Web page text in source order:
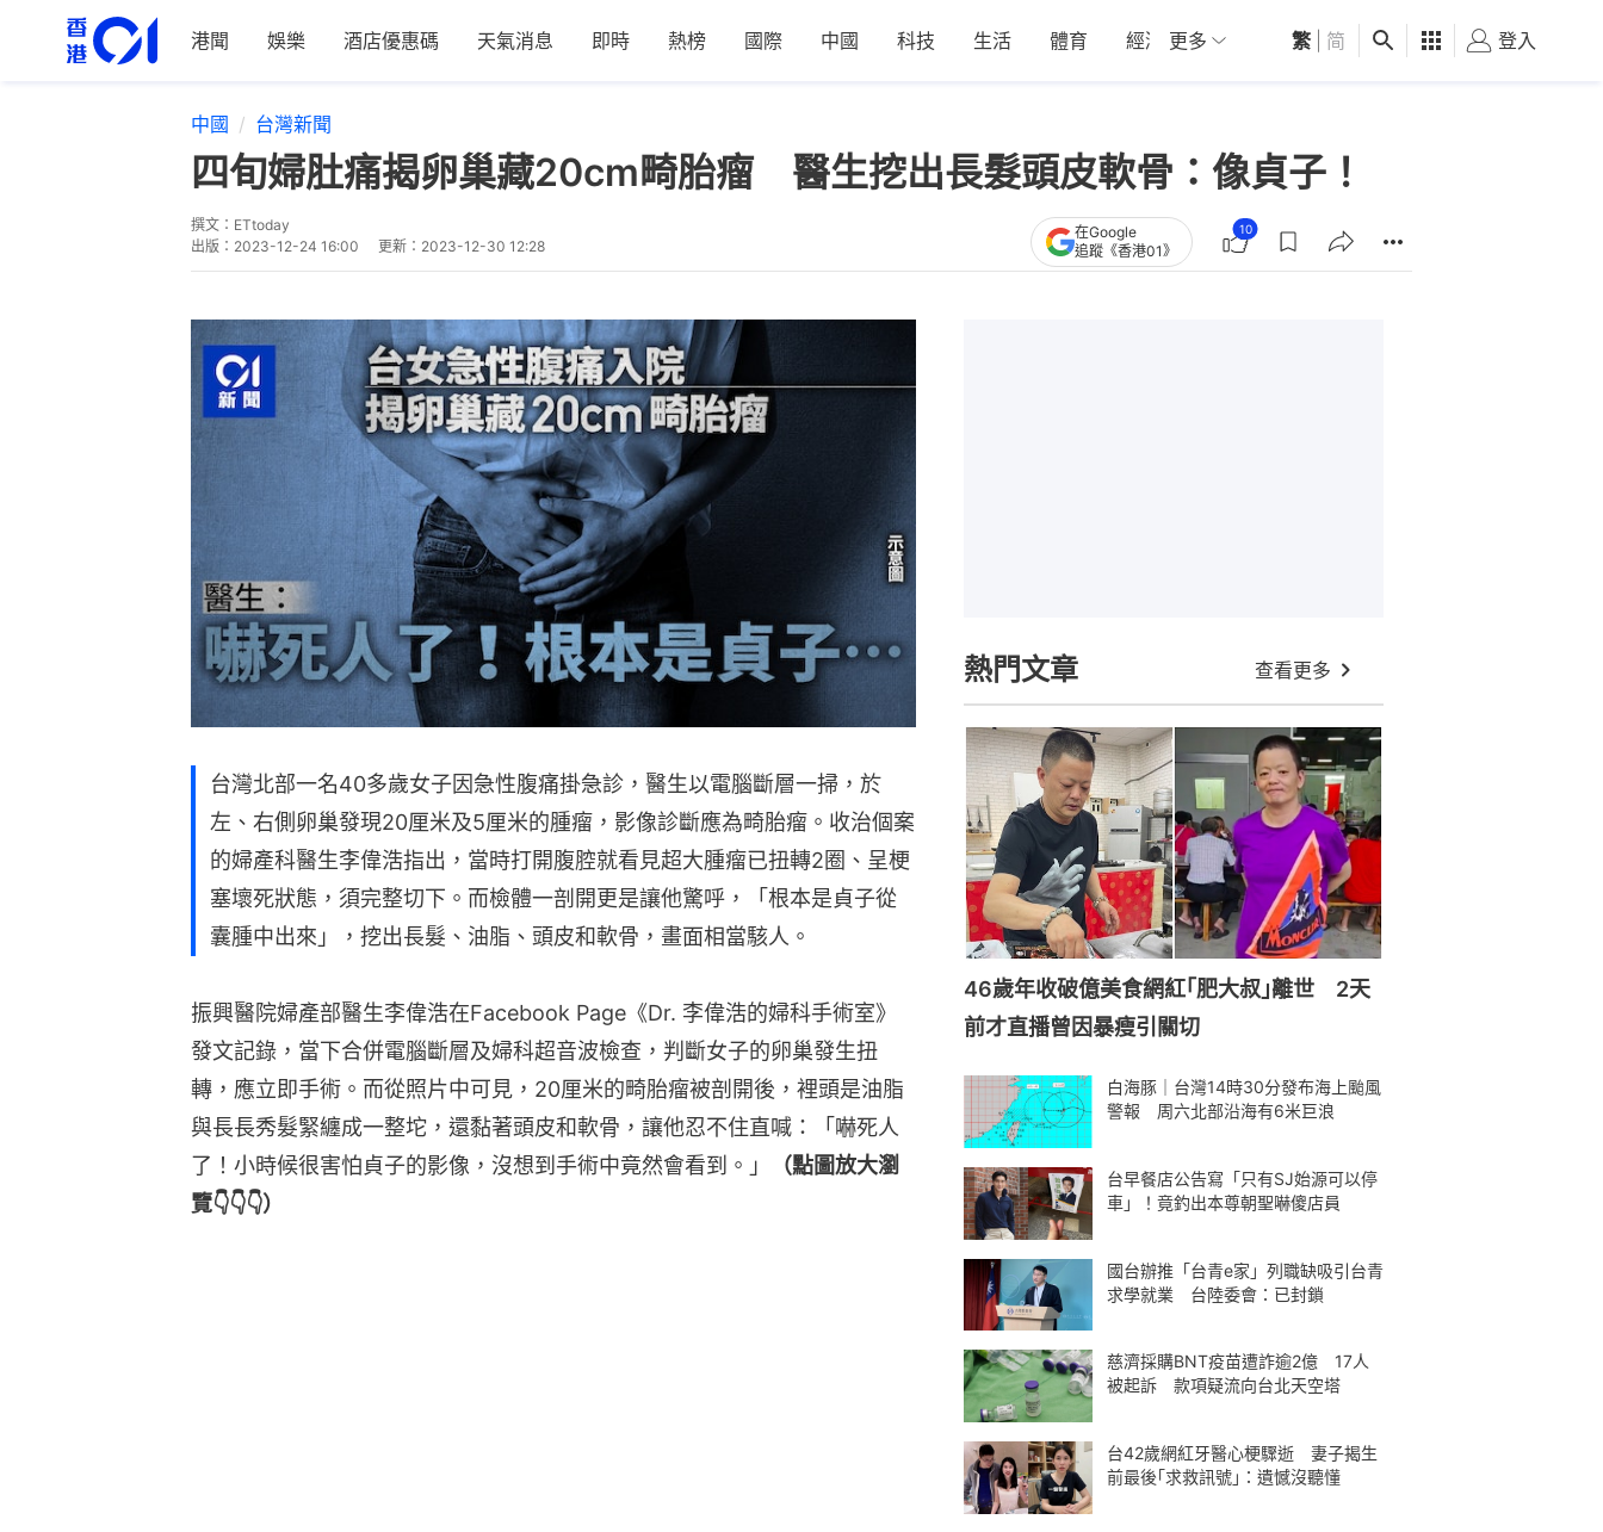
港聞 娛樂 酒店優惠碼 天氣消息 即時 熱榜 國際 中國 科技 生活 體育 經濟 01深圳 觀點 健康 好食玩飛
更多 繁 简 登入
中國 台灣新聞
四旬婦肚痛揭卵巢藏20cm畸胎瘤 醫生挖出長髮頭皮軟骨：像貞子！
撰文： ETtoday
出版： 2023-12-24 16:00 更新： 2023-12-30 12:28
在Google
追蹤《香港01》
10
台灣北部一名40多歲女子因急性腹痛掛急診，醫生以電腦斷層一掃，於
左、右側卵巢發現20厘米及5厘米的腫瘤，影像診斷應為畸胎瘤。收治個案
的婦產科醫生李偉浩指出，當時打開腹腔就看見超大腫瘤已扭轉2圈、呈梗
塞壞死狀態，須完整切下。而檢體一剖開更是讓他驚呼，「根本是貞子從
囊腫中出來」，挖出長髮、油脂、頭皮和軟骨，畫面相當駭人。
振興醫院婦產部醫生李偉浩在Facebook Page《Dr. 李偉浩的婦科手術室》
發文記錄，當下合併電腦斷層及婦科超音波檢查，判斷女子的卵巢發生扭
轉，應立即手術。而從照片中可見，20厘米的畸胎瘤被剖開後，裡頭是油脂
與長長秀髮緊纏成一整坨，還黏著頭皮和軟骨，讓他忍不住直喊：「嚇死人
了！小時候很害怕貞子的影像，沒想到手術中竟然會看到。」
（點圖放大瀏
覽👇👇👇）
熱門文章 查看更多
46歲年收破億美食網紅｢肥大叔｣離世 2天
前才直播曾因暴瘦引關切
白海豚｜台灣14時30分發布海上颱風
警報 周六北部沿海有6米巨浪
台早餐店公告寫「只有SJ始源可以停
車」！竟釣出本尊朝聖嚇傻店員
國台辦推「台青e家」列職缺吸引台青
求學就業 台陸委會：已封鎖
慈濟採購BNT疫苗遭詐逾2億 17人
被起訴 款項疑流向台北天空塔
台42歲網紅牙醫心梗驟逝 妻子揭生
前最後｢求救訊號｣：遺憾沒聽懂